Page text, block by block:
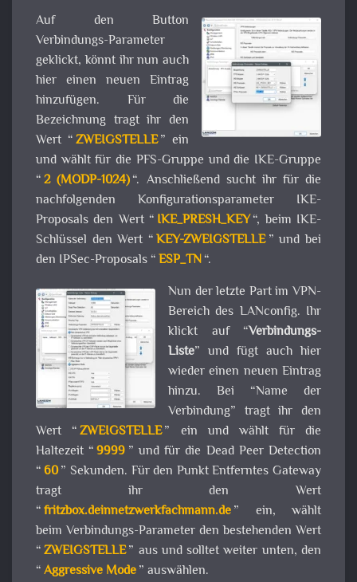
Auf den Button
Verbindungs-Parameter
geklickt, könnt ihr nun auch
hier einen neuen Eintrag
hinzufügen. Für die
Bezeichnung tragt ihr den
Wert “ZWEIGSTELLE” ein
und wählt für die PFS-Gruppe und die IKE-Gruppe
“2 (MODP-1024)“. Anschließend sucht ihr für die
nachfolgenden Konfigurationsparameter IKE-
Proposals den Wert “ IKE_PRESH_KEY“, beim IKE-
Schlüssel den Wert “KEY-ZWEIGSTELLE” und bei
den IPSec-Proposals “ESP_TN“.
Nun der letzte Part im VPN-
Bereich des LANconfig. Ihr
klickt auf “Verbindungs-
Liste” und fügt auch hier
wieder einen neuen Eintrag
hinzu. Bei “Name der
Verbindung” tragt ihr den
Wert “ZWEIGSTELLE” ein und wählt für die
Haltezeit “9999 ” und für die Dead Peer Detection
“60” Sekunden. Für den Punkt Entferntes Gateway
tragt ihr den Wert
“fritzbox.deinnetzwerkfachmann.de” ein, wählt
beim Verbindungs-Parameter den bestehenden Wert
“ZWEIGSTELLE” aus und solltet weiter unten, den
“Aggressive Mode” auswählen.